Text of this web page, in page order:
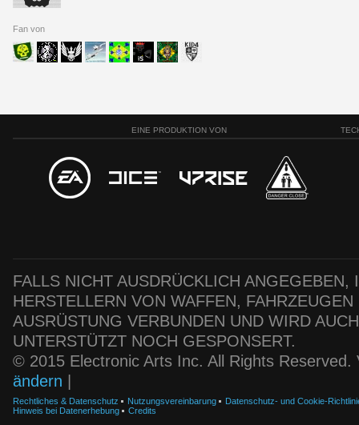
Fan von
EINE PRODUKTION VON
FALLS NICHT AUSDRÜCKLICH
HERSTELLERN VON WAFFEN,
AUSRÜSTUNG VERBUNDEN UND WIRD
UNTERSTÜTZT NOCH GESPONSERT.
© 2015 Electronic Arts Inc. All Rights
ändern
Rechtliches & Datenschutz Nutzungsvereinbarung
Datenschutz- und Cookie-
Hinweis bei Datenerhebung
Credits